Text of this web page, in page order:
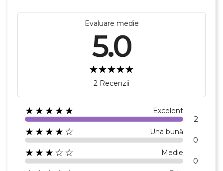
Evaluare medie
5.0
2 Recenzii
★★★★★ Excelent
2
★★★★☆ Una bună
0
★★★☆☆ Medie
0